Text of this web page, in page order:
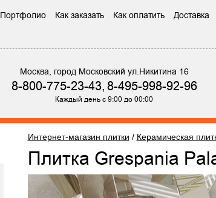
Портфолио Как заказать Как оплатить Доставка
Москва, город Московский ул.Никитина 16
8-800-775-23-43,8-495-998-92-96
Каждый день с 9:00 до 00:00
Интернет-магазин плитки / Керамическая
Плитка Grespania